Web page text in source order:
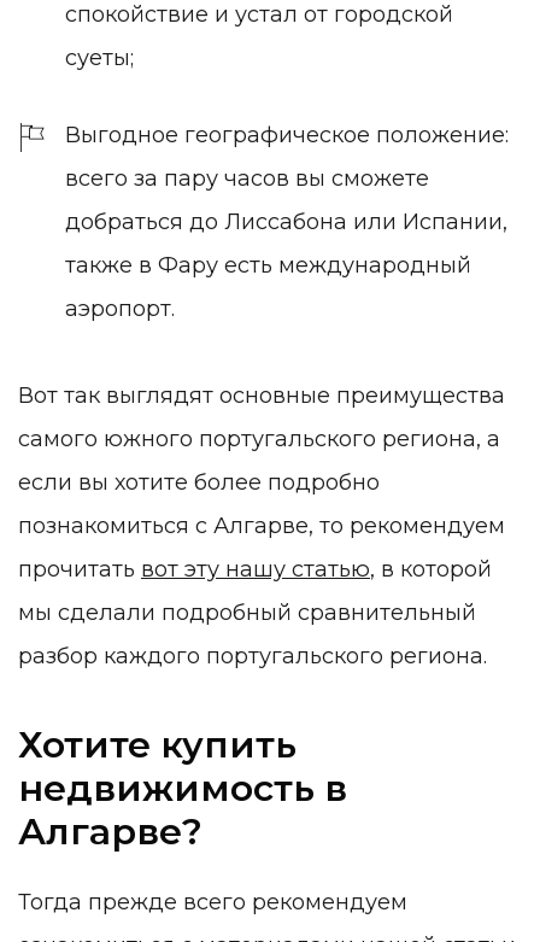
спокойствие и устал от городской
суеты;
Выгодное географическое положение:
всего за пару часов вы сможете
добраться до Лиссабона или Испании,
также в Фару есть международный
аэропорт.
Вот так выглядят основные преимущества
самого южного португальского региона, а
если вы хотите более подробно
познакомиться с Алгарве, то рекомендуем
прочитать вот эту нашу статью, в которой
мы сделали подробный сравнительный
разбор каждого португальского региона.
Хотите купить
недвижимость в
Алгарве?
Тогда прежде всего рекомендуем